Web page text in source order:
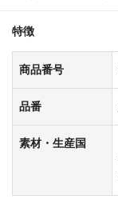
特徴
商品番号
品番
素材・生産国